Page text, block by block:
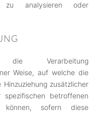
zu analysieren oder
die Verarbeitung
Weise, auf welche die
zusätzlicher
betroffenen
können, sofern diese